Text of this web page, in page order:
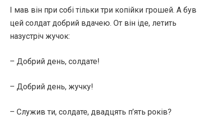
І мав він при собі тільки три копійки грошей. А був
цей солдат добрий вдачею. От він іде, летить
назустріч жучок:
– Добрий день, солдате!
– Добрий день, жучку!
– Служив ти, солдате, двадцять п’ять років?